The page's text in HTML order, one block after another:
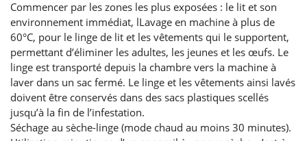
Commencer par les zones les plus exposées : le lit et son
environnement immédiat, lLavage en machine à plus de
60°C, pour le linge de lit et les vêtements qui le supportent,
permettant d’éliminer les adultes, les jeunes et les œufs. Le
linge est transporté depuis la chambre vers la machine à
laver dans un sac fermé. Le linge et les vêtements ainsi lavés
doivent être conservés dans des sacs plastiques scellés
jusqu’à la fin de l’infestation.
Séchage au sèche-linge (mode chaud au moins 30 minutes).